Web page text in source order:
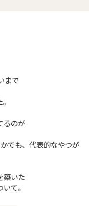
まで
るのが
でも、代表的なやつが
築いた
て。